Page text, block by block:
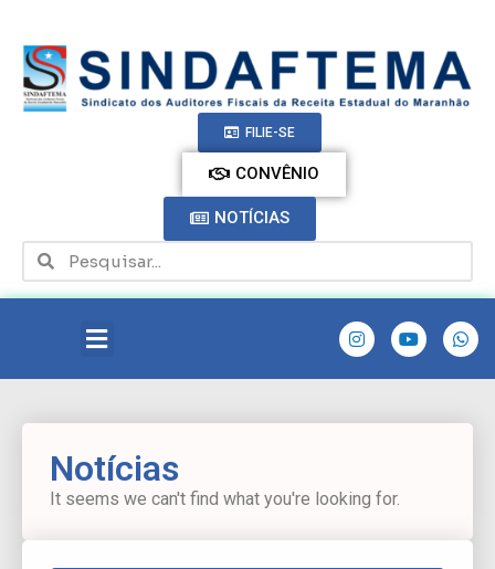
FILIE-SE
CONVÊNIO
NOTÍCIAS
Notícias
It seems we can't find what you're looking for.